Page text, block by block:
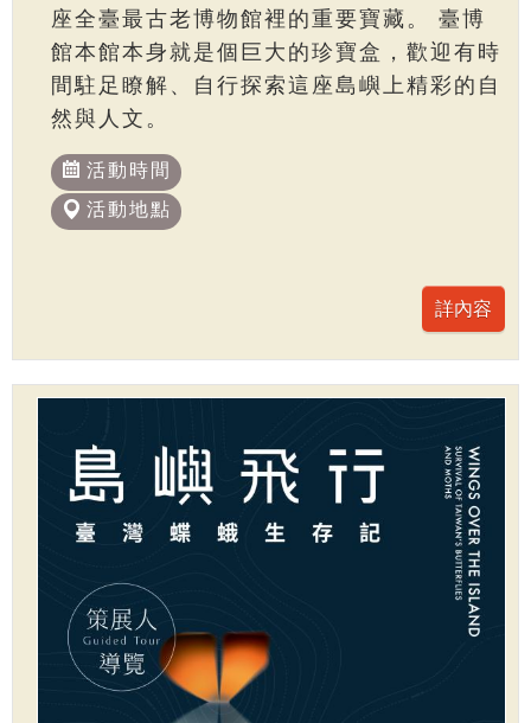
座全臺最古老博物館裡的重要寶藏。 臺博
館本館本身就是個巨大的珍寶盒，歡迎有時
間駐足瞭解、自行探索這座島嶼上精彩的自
然與人文。
活動時間
活動地點